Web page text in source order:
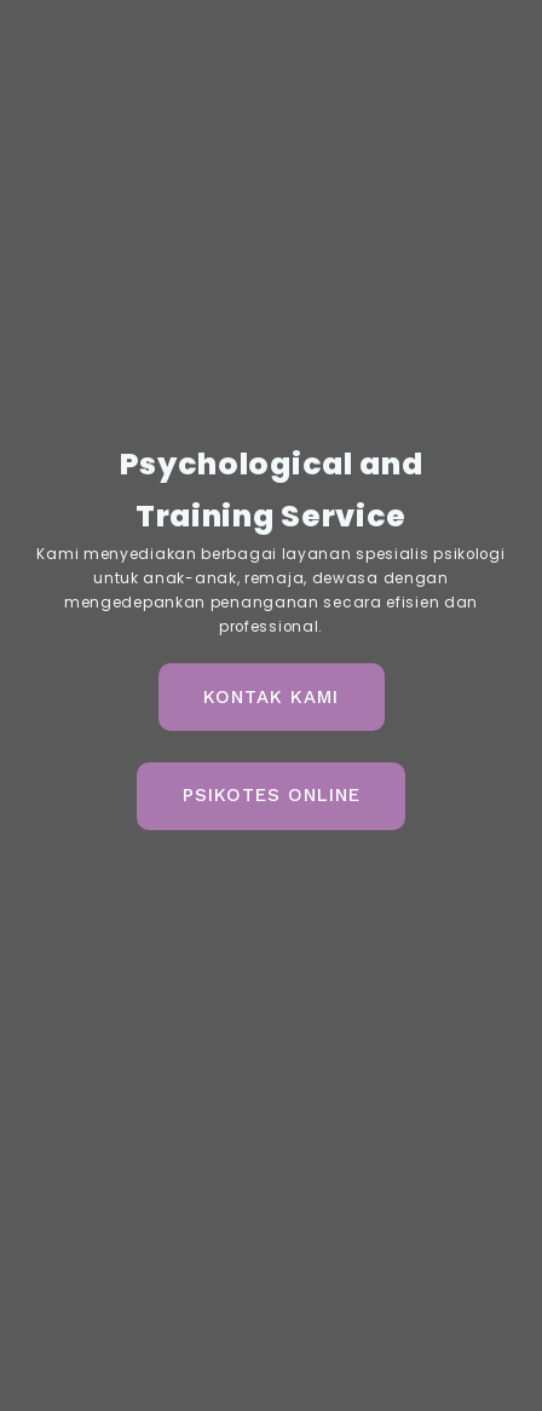
Psychological and
Training Service
Kami menyediakan berbagai layanan spesialis psikologi
untuk anak-anak, remaja, dewasa dengan
mengedepankan penanganan secara efisien dan
professional.
KONTAK KAMI
PSIKOTES ONLINE